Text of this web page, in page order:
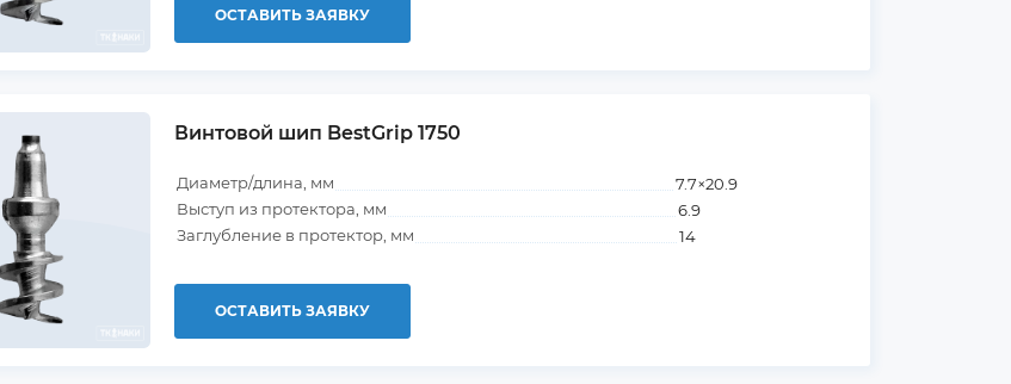
ОСТАВИТЬ ЗАЯВКУ
Винтовой шип BestGrip 1750
Диаметр/длина, мм
7.7×20.9
Выступ из протектора, мм
6.9
Заглубление в протектор, мм
14
ОСТАВИТЬ ЗАЯВКУ